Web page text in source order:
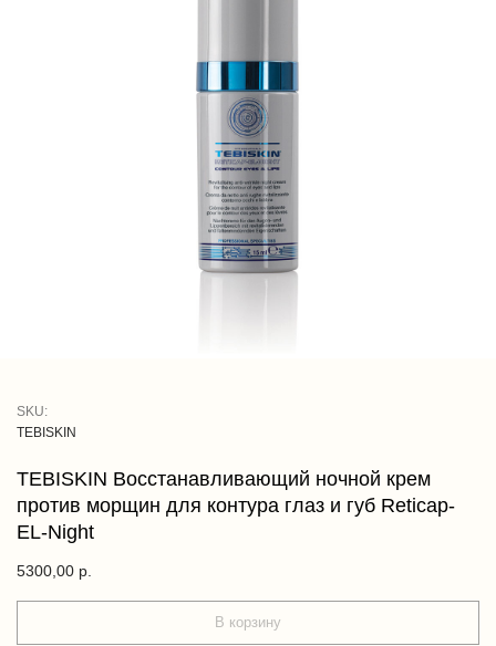
TEBISKIN Восстанавливающий ночной крем
против морщин для контура глаз и губ Reticap-
EL-Night
TEBISKIN
SKU:
5300,00 р.
В корзину